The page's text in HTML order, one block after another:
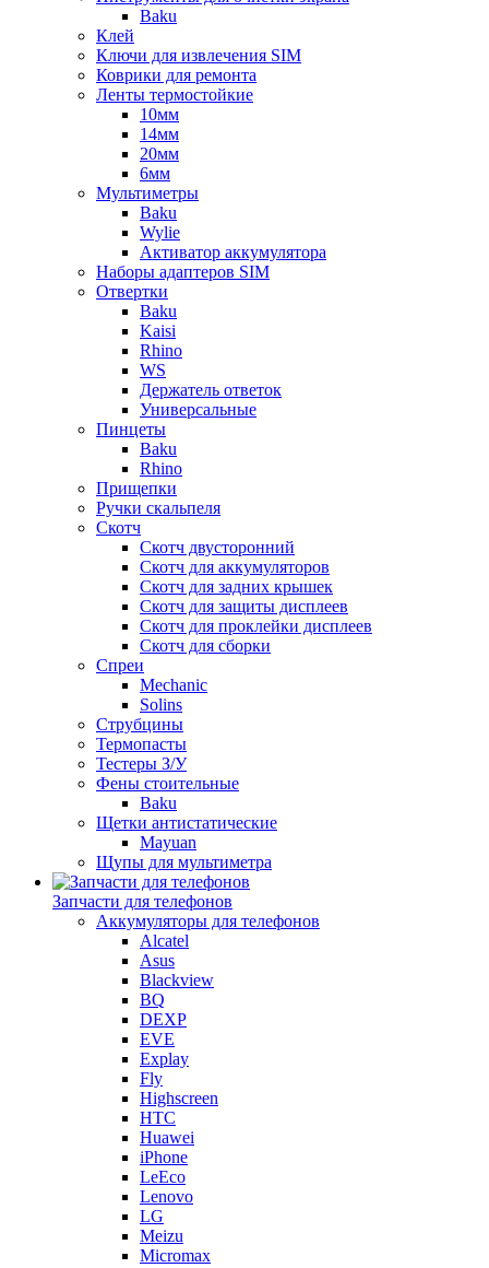
Baku
Клей
Ключи для извлечения SIM
Коврики для ремонта
Ленты термостойкие
10мм
14мм
20мм
6мм
Мультиметры
Baku
Wylie
Активатор аккумулятора
Наборы адаптеров SIM
Отвертки
Baku
Kaisi
Rhino
WS
Держатель ответок
Универсальные
Пинцеты
Baku
Rhino
Прищепки
Ручки скальпеля
Скотч
Скотч двусторонний
Скотч для аккумуляторов
Скотч для задних крышек
Скотч для защиты дисплеев
Скотч для проклейки дисплеев
Скотч для сборки
Спреи
Mechanic
Solins
Струбцины
Термопасты
Тестеры З/У
Фены стоительные
Baku
Щетки антистатические
Mayuan
Щупы для мультиметра
Запчасти для телефонов
Аккумуляторы для телефонов
Alcatel
Asus
Blackview
BQ
DEXP
EVE
Explay
Fly
Highscreen
HTC
Huawei
iPhone
LeEco
Lenovo
LG
Meizu
Micromax